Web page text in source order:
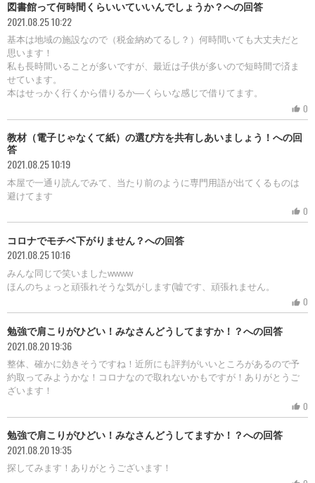
図書館って何時間くらいいていいんでしょうか？への回答
2021.08.25 10:22
基本は地域の施設なので（税金納めてるし？）何時間いても大丈夫だと
思います！
私も長時間いることが多いですが、最近は子供が多いので短時間で済ま
せています。
本はせっかく行くから借りるか―くらいな感じで借りてます。
thumb_up 0
教材（電子じゃなくて紙）の選び方を共有しあいましょう！への回
答
2021.08.25 10:19
本屋で一通り読んでみて、当たり前のように専門用語が出てくるものは
避けてます
thumb_up 0
コロナでモチベ下がりません？への回答
2021.08.25 10:16
みんな同じで笑いましたwwww
ほんのちょっと頑張れそうな気がします(嘘です、頑張れません。
thumb_up 0
勉強で肩こりがひどい！みなさんどうしてますか！？への回答
2021.08.20 19:36
整体、確かに効きそうですね！近所にも評判がいいところがあるので予
約取ってみようかな！コロナなので取れないかもですが！ありがとうご
ざいます！
thumb_up 0
勉強で肩こりがひどい！みなさんどうしてますか！？への回答
2021.08.20 19:35
探してみます！ありがとうございます！